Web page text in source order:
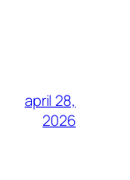
april 28,
2026